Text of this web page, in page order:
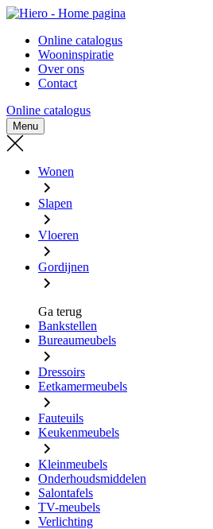
Naar
inhoud
gaan
Naar
gaan
- Home pagina
Online catalogus
Wooninspiratie
Over ons
Contact
Online catalogus
Menu
Wonen
Slapen
Vloeren
Gordijnen
Ga terug
Bankstellen
Bureaumeubels
Dressoirs
Eetkamermeubels
Fauteuils
Keukenmeubels
Kleinmeubels
Onderhoudsmiddelen
Salontafels
TV-meubels
Verlichting